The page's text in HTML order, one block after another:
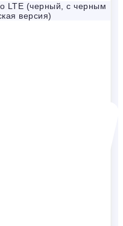
LTE (черный, с черным
версия)